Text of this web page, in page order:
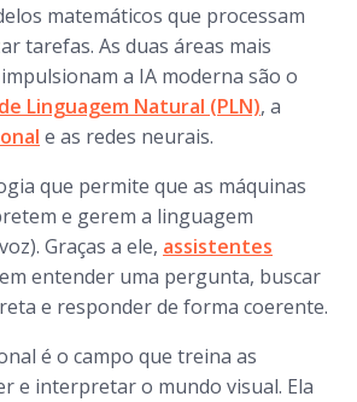
matemáticos que processam
tarefas. As duas áreas mais
a IA moderna são o
Linguagem Natural (PLN), a
e as redes neurais.
que permite que as máquinas
e gerem a linguagem
Graças a ele, assistentes
entender uma pergunta, buscar
e responder de forma coerente.
é o campo que treina as
e interpretar o mundo visual. Ela